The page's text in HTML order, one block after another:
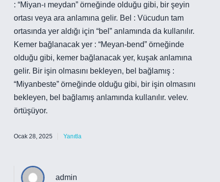
: “Miyan-ı meydan” örneğinde olduğu gibi, bir şeyin
ortası veya ara anlamına gelir. Bel : Vücudun tam
ortasında yer aldığı için “bel” anlamında da kullanılır.
Kemer bağlanacak yer : “Meyan-bend” örneğinde
olduğu gibi, kemer bağlanacak yer, kuşak anlamına
gelir. Bir işin olmasını bekleyen, bel bağlamış :
“Miyanbeste” örneğinde olduğu gibi, bir işin olmasını
bekleyen, bel bağlamış anlamında kullanılır. velev.
örtüşüyor.
Ocak 28, 2025 Yanıtla
admin